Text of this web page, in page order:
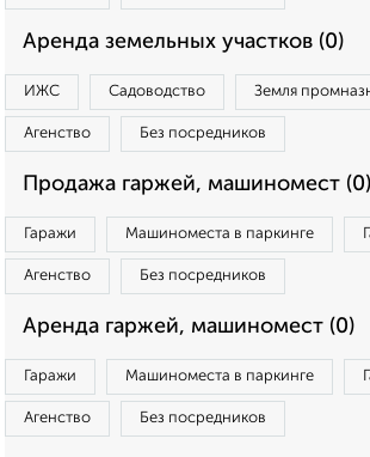
Аренда земельных участков (0)
ИЖС Садоводство Земля
Агенство Без посредников
Продажа гаржей, машиномест (0)
Гаражи Машиноместа в паркинге
Агенство Без посредников
Аренда гаржей, машиномест (0)
Гаражи Машиноместа в паркинге
Агенство Без посредников